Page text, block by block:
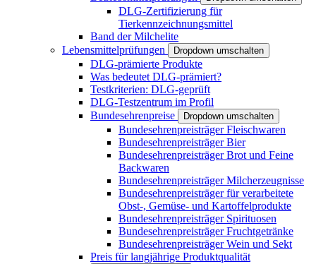
DLG-Zertifizierung für
Tierkennzeichnungsmittel
Band der Milchelite
Lebensmittelprüfungen
Dropdown umschalten
DLG-prämierte Produkte
Was bedeutet DLG-prämiert?
Testkriterien: DLG-geprüft
DLG-Testzentrum im Profil
Bundesehrenpreise
Dropdown umschalten
Bundesehrenpreisträger Fleischwaren
Bundesehrenpreisträger Bier
Bundesehrenpreisträger Brot und Feine
Backwaren
Bundesehrenpreisträger Milcherzeugnisse
Bundesehrenpreisträger für verarbeitete
Obst-, Gemüse- und Kartoffelprodukte
Bundesehrenpreisträger Spirituosen
Bundesehrenpreisträger Fruchtgetränke
Bundesehrenpreisträger Wein und Sekt
Preis für langjährige Produktqualität